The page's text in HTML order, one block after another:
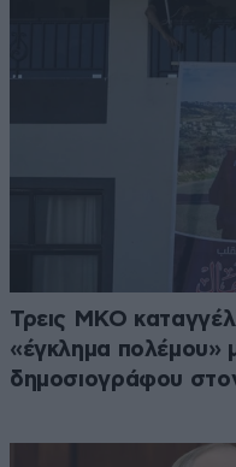
Τρεις ΜΚΟ
«έγκλημα πολέμου»
δημοσιογράφου